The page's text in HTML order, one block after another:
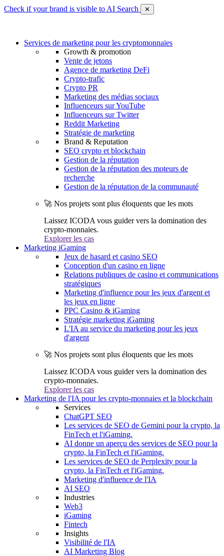
Check if your brand is visible to AI Search ✕
Services de marketing pour les cryptomonnaies
Growth & promotion
Vente de jetons
Agence de marketing DeFi
Crypto-trafic
Crypto PR
Marketing des médias sociaux
Influenceurs sur YouTube
Influenceurs sur Twitter
Reddit Marketing
Stratégie de marketing
Brand & Reputation
SEO crypto et blockchain
Gestion de la réputation
Gestion de la réputation des moteurs de
recherche
Gestion de la réputation de la communauté
🚀 Nos projets sont plus éloquents que les mots
Laissez ICODA vous guider vers la domination des
crypto-monnaies.
Explorer les cas
Marketing iGaming
Jeux de hasard et casino SEO
Conception d'un casino en ligne
Relations publiques de casino et communications
stratégiques
Marketing d'influence pour les jeux d'argent et
les jeux en ligne
PPC Casino & iGaming
Stratégie marketing iGaming
L'IA au service du marketing pour les jeux
d'argent
🚀 Nos projets sont plus éloquents que les mots
Laissez ICODA vous guider vers la domination des
crypto-monnaies.
Explorer les cas
Marketing de l'IA pour les crypto-monnaies et la blockchain
Services
ChatGPT SEO
Les services de SEO de Gemini pour la crypto, la
FinTech et l'iGaming.
AI donne un aperçu des services de SEO pour la
crypto, la FinTech et l'iGaming.
Les services de SEO de Perplexity pour la
crypto, la FinTech et l'iGaming.
Marketing d'influence de l'IA
AI SEO
Industries
Web3
iGaming
Fintech
Insights
Visibilité de l'IA
AI Marketing Blog